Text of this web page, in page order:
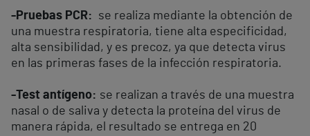
-Pruebas PCR:
se realiza mediante la obtención de
una muestra respiratoria, tiene alta especificidad,
alta sensibilidad, y es precoz, ya que detecta virus
en las primeras fases de la infección respiratoria.
-Test antígeno: se realizan a través de una muestra
nasal o de saliva y detecta la proteína del virus de
manera rápida, el resultado se entrega en 20